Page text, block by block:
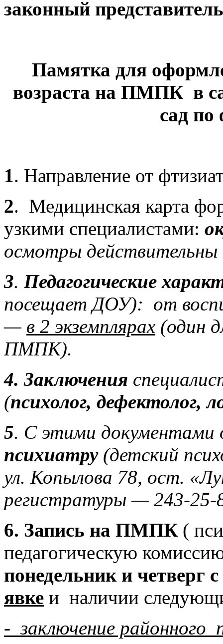
законный представитель
Памятка для
возраста на ПМПК в
сад по
1. Направление от
2. Медицинская карта
узкими специалистами:
осмотры действительны
3. Педагогические
посещает ДОУ): от
— в 2 экземплярах (один
ПМПК).
4. Заключения
(психолог, дефектолог,
5. С этими документами
психиатру (детский
ул. Копылова 78, ост.
регистратуры — 243-25-
6. Запись на ПМПК (
педагогическую
понедельник и четверг
явке и наличии
- заключение районного